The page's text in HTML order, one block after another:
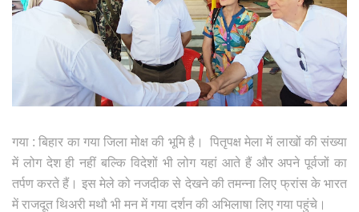
गया : बिहार का गया जिला मोक्ष की भूमि है। पितृपक्ष मेला में लाखों की संख्या
में लोग देश ही नहीं बल्कि विदेशों भी लोग यहां आते हैं और अपने पूर्वजों का
तर्पण करते हैं। इस मेले को नजदीक से देखने की तमन्ना लिए फ्रांस के भारत
में राजदूत थिअरी मथौ भी मन में गया दर्शन की अभिलाषा लिए गया पहुंचे।